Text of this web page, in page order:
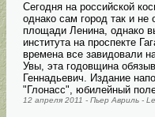
Сегодня на российской
однако сам город так и
площади Ленина, однако
института на проспекте
времена все завидовали
Увы, эта годовщина
Геннадьевич. Издание
"Глонасс", юбилейный
12 апреля 2011 - Пьер Авриль -